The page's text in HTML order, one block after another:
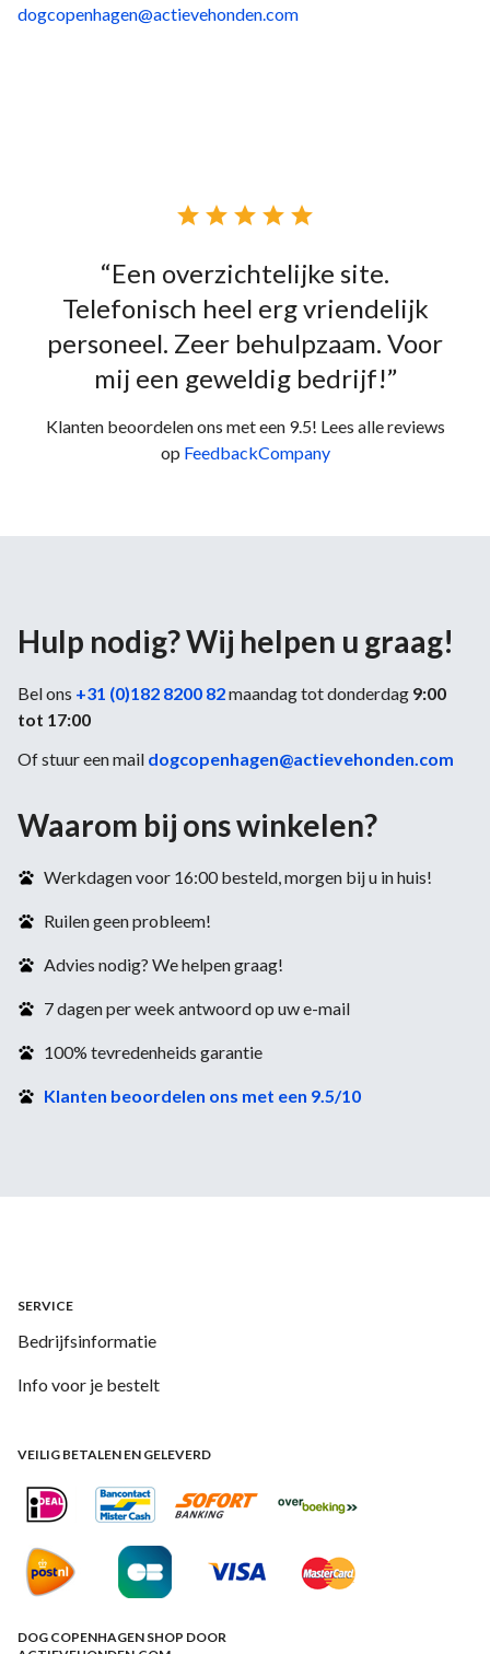
dogcopenhagen@actievehonden.com
    
“Een overzichtelijke site.
Telefonisch heel erg vriendelijk
personeel. Zeer behulpzaam. Voor
mij een geweldig bedrijf!”
Klanten beoordelen ons met een 9.5! Lees alle reviews
op FeedbackCompany
Hulp nodig? Wij helpen u graag!
Bel ons +31 (0)182 8200 82maandag tot donderdag 9:00
tot 17:00
Of stuur een mail dogcopenhagen@actievehonden.com
Waarom bij ons winkelen?
Werkdagen voor 16:00 besteld, morgen bij u in huis!
Ruilen geen probleem!
Advies nodig? We helpen graag!
7 dagen per week antwoord op uw e-mail
100% tevredenheids garantie
Klanten beoordelen ons met een 9.5/10
SERVICE
Bedrijfsinformatie
Info voor je bestelt
VEILIG BETALEN EN GELEVERD
DOG COPENHAGEN SHOP DOOR